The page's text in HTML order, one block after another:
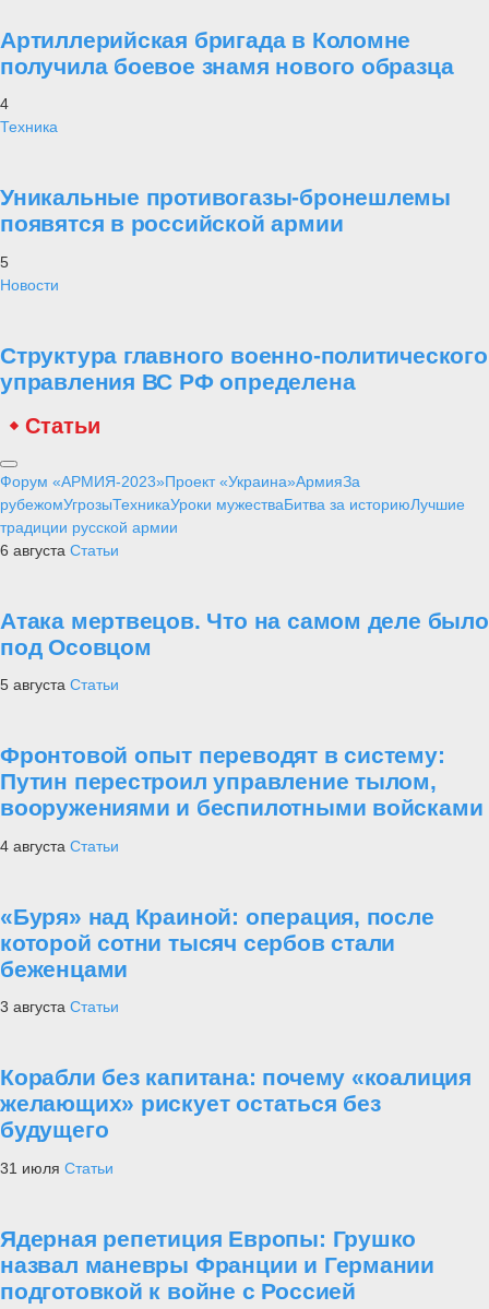
Артиллерийская бригада в Коломне
получила боевое знамя нового образца
4
Техника
Уникальные противогазы-бронешлемы
появятся в российской армии
5
Новости
Структура главного военно-политического
управления ВС РФ определена
Статьи
Форум «АРМИЯ-2023»Проект «Украина»АрмияЗа
рубежомУгрозыТехникаУроки мужестваБитва за историюЛучшие
традиции русской армии
6 августа Статьи
Атака мертвецов. Что на самом деле было
под Осовцом
5 августа Статьи
Фронтовой опыт переводят в систему:
Путин перестроил управление тылом,
вооружениями и беспилотными войсками
4 августа Статьи
«Буря» над Краиной: операция, после
которой сотни тысяч сербов стали
беженцами
3 августа Статьи
Корабли без капитана: почему «коалиция
желающих» рискует остаться без
будущего
31 июля Статьи
Ядерная репетиция Европы: Грушко
назвал маневры Франции и Германии
подготовкой к войне с Россией